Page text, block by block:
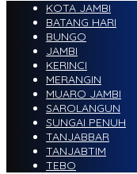
KOTA JAMBI
BATANG HARI
BUNGO
JAMBI
KERINCI
MERANGIN
MUARO JAMBI
SAROLANGUN
SUNGAI PENUH
TANJABBAR
TANJABTIM
TEBO